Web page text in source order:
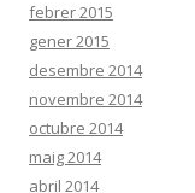
febrer 2015
gener 2015
desembre 2014
novembre 2014
octubre 2014
maig 2014
abril 2014